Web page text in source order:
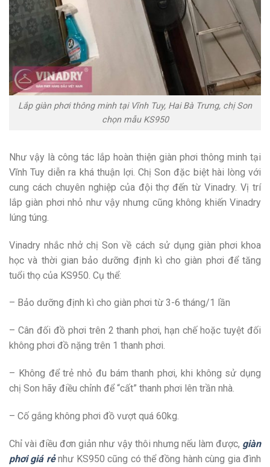
Lắp giàn phơi thông minh tại Vĩnh Tuy, Hai Bà Trưng, chị Son
chọn mẫu KS950
Như vậy là công tác lắp hoàn thiện giàn phơi thông minh tại
Vĩnh Tuy diễn ra khá thuận lợi. Chị Son đặc biệt hài lòng với
cung cách chuyên nghiệp của đội thợ đến từ Vinadry. Vị trí
lắp giàn phơi nhỏ như vậy nhưng cũng không khiến Vinadry
lúng túng.
Vinadry nhắc nhở chị Son về cách sử dụng giàn phơi khoa
học và thời gian bảo dưỡng định kì cho giàn phơi để tăng
tuổi thọ của KS950. Cụ thể:
– Bảo dưỡng định kì cho giàn phơi từ 3-6 tháng/1 lần
– Cân đối đồ phơi trên 2 thanh phơi, hạn chế hoặc tuyệt đối
không phơi đồ nặng trên 1 thanh phơi.
– Không để trẻ nhỏ đu bám thanh phơi, khi không sử dụng
chị Son hãy điều chỉnh để “cất” thanh phơi lên trần nhà.
– Cố gắng không phơi đồ vượt quá 60kg.
Chỉ vài điều đơn giản như vậy thôi nhưng nếu làm được, giàn
phơi giá rẻnhư KS950 cũng có thể đồng hành cùng gia đình